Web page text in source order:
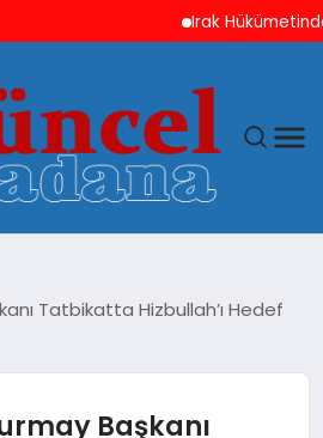
Irak Hükümetinden
Tatbikatta Hizbullah’ı Hedef
Başkanı